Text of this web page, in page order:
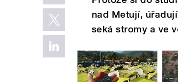
nad Metují,
seká stromy a ve